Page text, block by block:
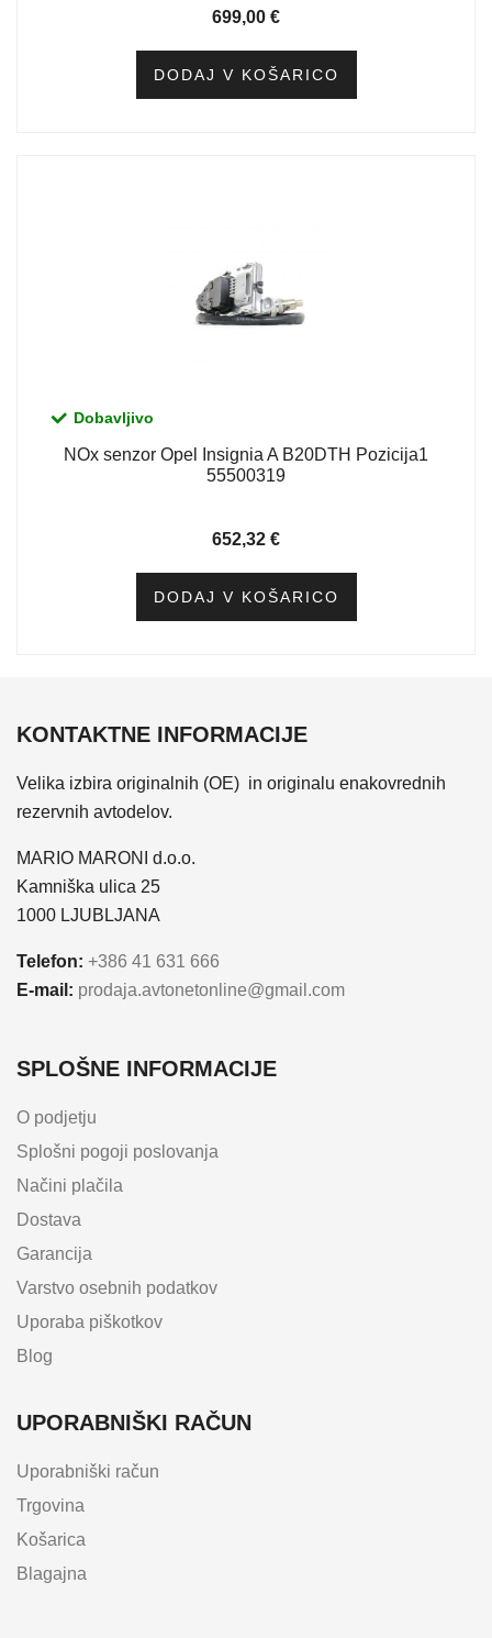
699,00 €
DODAJ V KOŠARICO
Dobavljivo
NOx senzor Opel Insignia A B20DTH Pozicija1
55500319
652,32 €
DODAJ V KOŠARICO
KONTAKTNE INFORMACIJE
Velika izbira originalnih (OE) in originalu enakovrednih
rezervnih avtodelov.
MARIO MARONI d.o.o.
Kamniška ulica 25
1000 LJUBLJANA
Telefon: +386 41 631 666
E-mail: prodaja.avtonetonline@gmail.com
SPLOŠNE INFORMACIJE
O podjetju
Splošni pogoji poslovanja
Načini plačila
Dostava
Garancija
Varstvo osebnih podatkov
Uporaba piškotkov
Blog
UPORABNIŠKI RAČUN
Uporabniški račun
Trgovina
Košarica
Blagajna